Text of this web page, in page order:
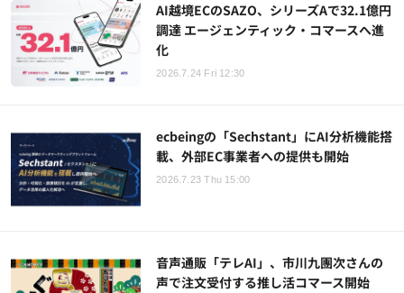
AI越境ECのSAZO、シリーズAで32.1億円
調達 エージェンティック・コマースへ進
化
2026.7.24 Fri 12:30
ecbeingの「Sechstant」にAI分析機能搭
載、外部EC事業者への提供も開始
2026.7.23 Thu 15:00
音声通販「テレAI」、市川九團次さんの
声で注文受付する推し活コマース開始